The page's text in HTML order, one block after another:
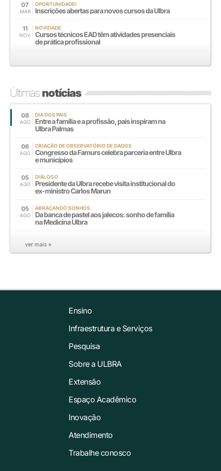
07
MAR
OPORTUNIDADE!
Inscrições abertas para novos cursos da Ulbra
11
NOV
NOVIDADE
Cursos técnicos EAD têm atividades presenciais
de prática profissional
Últimasnotícias
08
AGO
DIA DOS PAIS
Entre a família e a profissão, pais inspiram na
Ulbra Palmas
06
AGO
CRIAÇÃO DE OBSERVATÓRIO DE DADOS
Congresso da Famurs celebra parceria entre Ulbra
e municípios
05
AGO
DIÁLOGO
Presidente da Ulbra recebe visita institucional do
ex-ministro Carlos Marun
05
AGO
ABRAÇANDO SONHOS
Da banca de pastel aos jalecos: sonho de família
na Medicina Ulbra
ver mais »
Ensino
Infraestrutura e Serviços
Pesquisa
Sobre a ULBRA
Extensão
Espaço Acadêmico
Inovação
Atendimento
Trabalhe conosco